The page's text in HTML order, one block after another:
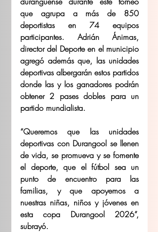
que agrupa a más de 850
deportistas en 74 equipos
participantes. Adrián Ánimas,
director del Deporte en el municipio
agregó además que, las unidades
deportivas albergarán estos partidos
donde las y los ganadores podrán
obtener 2 pases dobles para un
partido mundialista.
“Queremos que las unidades
deportivas con Durangool se llenen
de vida, se promueva y se fomente
el deporte, que el fútbol sea un
punto de encuentro para las
familias, y que apoyemos a
nuestras niñas, niños y jóvenes en
esta copa Durangool 2026”,
subrayó.